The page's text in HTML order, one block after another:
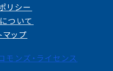
リシー
ついて
マップ